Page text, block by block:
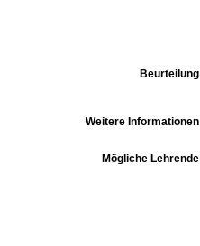
Beurteilung
Weitere Informationen
Mögliche Lehrende